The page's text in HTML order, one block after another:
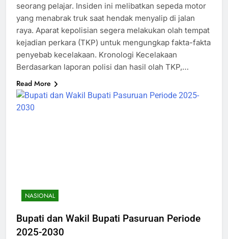
seorang pelajar. Insiden ini melibatkan sepeda motor
yang menabrak truk saat hendak menyalip di jalan
raya. Aparat kepolisian segera melakukan olah tempat
kejadian perkara (TKP) untuk mengungkap fakta-fakta
penyebab kecelakaan. Kronologi Kecelakaan
Berdasarkan laporan polisi dan hasil olah TKP,…
Read More
NASIONAL
Bupati dan Wakil Bupati Pasuruan Periode
2025-2030